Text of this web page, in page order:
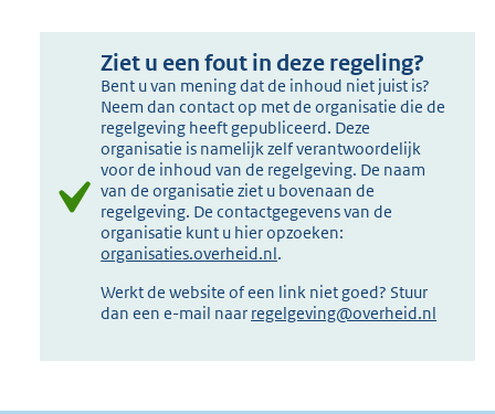
Ziet u een fout in deze regeling?
Bent u van mening dat de inhoud niet juist is?
Neem dan contact op met de organisatie die de
regelgeving heeft gepubliceerd. Deze
organisatie is namelijk zelf verantwoordelijk
voor de inhoud van de regelgeving. De naam
van de organisatie ziet u bovenaan de
regelgeving. De contactgegevens van de
organisatie kunt u hier opzoeken:
organisaties.overheid.nl.
Werkt de website of een link niet goed? Stuur
dan een e-mail naar regelgeving@overheid.nl